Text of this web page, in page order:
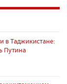
в Таджикистане:
Путина